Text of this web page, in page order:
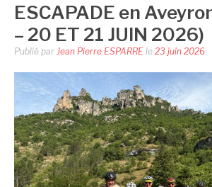
ESCAPADE en
– 20 ET 21 JUIN 2026)
Publié par Jean Pierre ESPARRE le 23 juin 2026